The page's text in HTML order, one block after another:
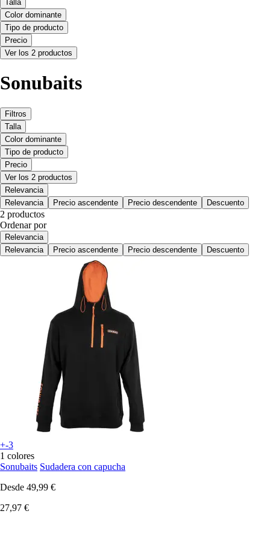
Talla
Color dominante
Tipo de producto
Precio
Ver los 2 productos
Sonubaits
Filtros
Talla
Color dominante
Tipo de producto
Precio
Ver los 2 productos
Relevancia
Relevancia
Precio ascendente Precio descendente Descuento
2 productos
Ordenar por
Relevancia
Relevancia
Precio ascendente Precio descendente Descuento
+-3
1 colores
Sonubaits Sudadera con capucha
Desde 49,99 €
27,97 €